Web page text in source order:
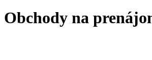
Obchody na